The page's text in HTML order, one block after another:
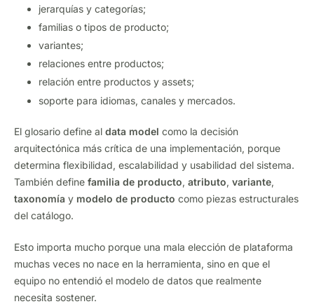
jerarquías y categorías;
familias o tipos de producto;
variantes;
relaciones entre productos;
relación entre productos y assets;
soporte para idiomas, canales y mercados.
El glosario define al data model como la decisión
arquitectónica más crítica de una implementación, porque
determina flexibilidad, escalabilidad y usabilidad del sistema.
También define familia de producto, atributo, variante,
taxonomía y modelo de producto como piezas estructurales
del catálogo.
Esto importa mucho porque una mala elección de plataforma
muchas veces no nace en la herramienta, sino en que el
equipo no entendió el modelo de datos que realmente
necesita sostener.